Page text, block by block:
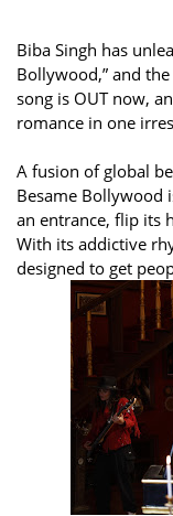
Biba Singh has
Bollywood,” and
song is OUT now,
romance in one
A fusion of global
Besame Bollywood
an entrance, flip its
With its addictive
designed to get